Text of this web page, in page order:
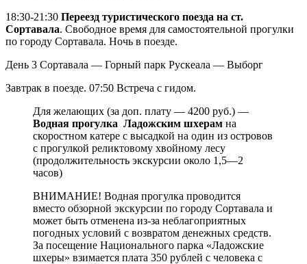
18:30-21:30 Переезд туристического поезда на ст.
Сортавала. Свободное время для самостоятельной прогулки
по городу Сортавала. Ночь в поезде.
День 3 Сортавала — Горный парк Рускеала — Выборг
Завтрак в поезде. 07:50 Встреча с гидом.
Для желающих (за доп. плату — 4200 руб.) —
Водная прогулка Ладожским шхерам на
скоростном катере с высадкой на один из островов
с прогулкой реликтовому хвойному лесу
(продолжительность экскурсии около 1,5—2
часов)
ВНИМАНИЕ! Водная прогулка проводится
вместо обзорной экскурсии по городу Сортавала и
может быть отменена из-за неблагоприятных
погодных условий с возвратом денежных средств.
За посещение Национального парка «Ладожские
шхеры» взимается плата 350 рублей с человека с